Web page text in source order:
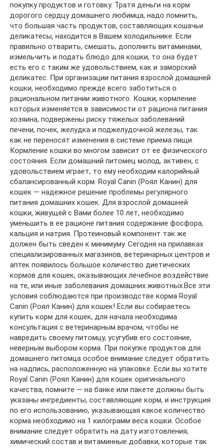
покупку продуктов и готовку. Тратя деньги на корм
дорогого сердцу домашнего любимца, надо помнить,
что большая часть продуктов, составляющих кошачьи
деликатесы, находится в Вашем холодильнике. Если
правильно отварить, смешать, дополнить витаминами,
измельчить и подать блюдо для кошки, то она будет
есть его с таким же удовольствием, как и заморский
деликатес. При организации питания взрослой домашней
кошки, необходимо прежде всего заботиться о
рациональном питании животного. Кошки, кормление
которых изменяется в зависимости от рациона питания
хозяина, подвержены риску тяжелых заболеваний
печени, почек, желудка и поджелудочной железы, так
как не переносят изменения в системе приема пищи.
Кормление кошки во многом зависит от ее физического
состояния. Если домашний питомец молод, активен, с
удовольствием играет, то ему необходим калорийный
сбалансированный корм. Royal Canin (Роял Канин) для
кошек — надежное решение проблемы регулярного
питания домашних кошек. Для взрослой домашней
кошки, живущей с Вами более 10 лет, необходимо
уменьшить в ее рационе питания содержание фосфора,
кальция и натрия. Протеиновый компонент так же
должен быть сведен к минимуму. Сегодня на прилавках
специализированных магазинов, ветеринарных центров и
аптек появилось большое количество диетических
кормов для кошек, оказывающих лечебное воздействие
на те, или иные заболевания домашних животных.Все эти
условия соблюдаются при производстве корма Royal
Canin (Роял Канин) для кошек! Если вы собираетесь
купить корм для кошек, для начала необходима
консультация с ветеринарным врачом, чтобы не
навредить своему питомцу, усугубив его состояние,
неверным выбором корма. При покупке продуктов для
домашнего питомца особое внимание следует обратить
на надпись, расположенную на упаковке. Если вы хотите
Royal Canin (Роял Канин) для кошек оригинального
качества, помните — на банке или пакете должны быть
указаны ингредиенты, составляющие корм, и инструкция
по его использованию, указывающая какое количество
корма необходимо на 1 килограмм веса кошки. Особое
внимание следует обратить на дату изготовления,
химический состав и витаминные добавки, которые так